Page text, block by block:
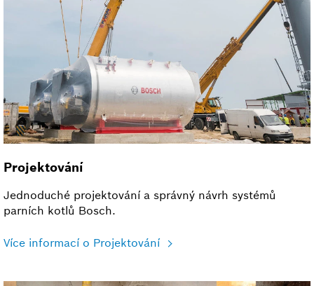
Projektování
Jednoduché projektování a správný návrh systémů
parních kotlů Bosch.
Více informací o Projektování